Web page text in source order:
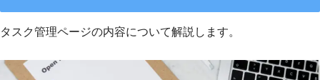
タスク管理ページの内容について解説します。